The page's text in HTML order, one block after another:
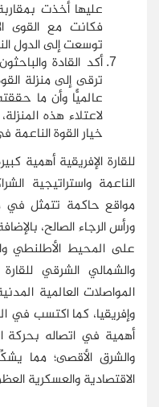
عليها أخذت
فكانت مع القوى
توسعت إلى الدول
أكد القادة
ترقى إلى منزلة
عالميًّا وأن ما
لاعتلاء هذه
خيار القوة الناعمة
للقارة الإفريقية أهمية
الناعمة واستراتيجية
مواقع حاكمة تتمثل في
ورأس الرجاء الصالح،
على المحيط الأطلنطي
والشمالي الشرقي
المواصلات العالمية
وإفريقيا، كما اكتسب في
أهمية في اتصاله بحركة
والشرق الأقصى؛ مما
الاقتصادية والعسكرية